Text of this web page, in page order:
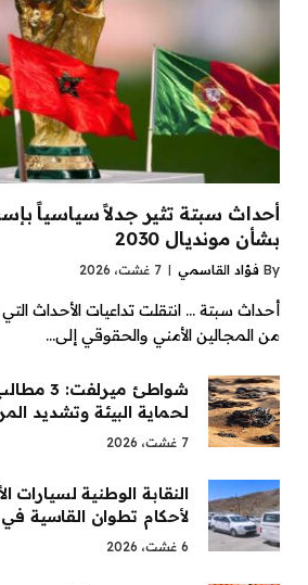
أحداث سبتة تثير جدلاً سياسياً
بشأن مونديال 2030
By فؤاد القاسمي 7 غشت، 2026
أحداث سبتة … انتقلت تداعيات الأحداث
من المجالين الأمني والحقوقي إلى…
شواطئ
لحماية البيئة وتشديد
7 غشت، 2026
النقابة الوطنية
لأحكام تطوان القاسية في حق 5
6 غشت، 2026